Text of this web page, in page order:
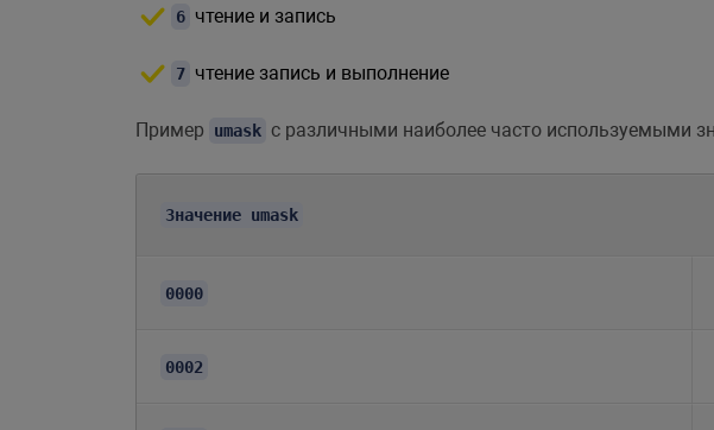
6 чтение и запись
7 чтение запись и выполнение
Пример umask с различными наиболее часто используемыми
Значение umask
0000
0002